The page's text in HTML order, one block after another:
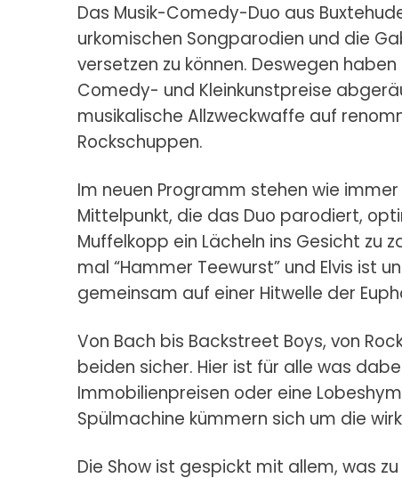
Das Musik-Comedy-Duo aus
urkomischen Songparodien und die
versetzen zu können. Deswegen
Comedy- und Kleinkunstpreise
musikalische Allzweckwaffe auf
Rockschuppen.
Im neuen Programm stehen wie
Mittelpunkt, die das Duo parodiert,
Muffelkopp ein Lächeln ins Gesicht zu
mal “Hammer Teewurst” und Elvis ist
gemeinsam auf einer Hitwelle der
Von Bach bis Backstreet Boys, von
beiden sicher. Hier ist für alle was
Immobilienpreisen oder eine
Spülmachine kümmern sich um die
Die Show ist gespickt mit allem, was